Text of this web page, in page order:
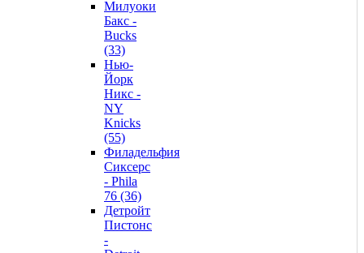
Милуоки
Бакс -
Bucks
(33)
Нью-
Йорк
Никс -
NY
Knicks
(55)
Филадельфия
Сиксерс
- Phila
76 (36)
Детройт
Пистонс
-